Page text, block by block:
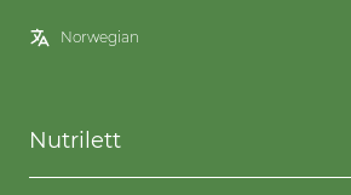
Nutrilett
Kontakt oss